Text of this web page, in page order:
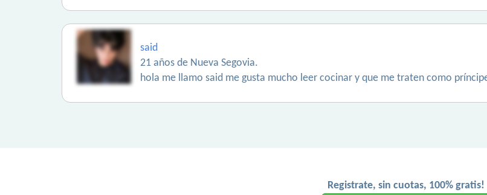
said
21 años de Nueva Segovia.
hola me llamo said me gusta mucho leer cocinar y que me traten como
Registrate, sin cuotas, 100% gratis!